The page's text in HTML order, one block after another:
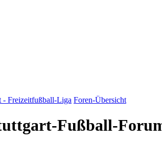
- Freizeitfußball-Liga Foren-Übersicht
Fußball-